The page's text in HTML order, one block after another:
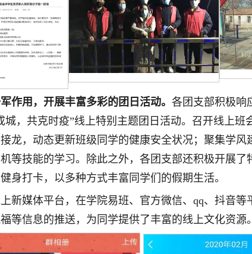
作用，开展丰富多彩的团日活动。 各团支部积极响
城，共克时疫”线上特别主题团日活动。召开线上
龙，动态更新班级同学的健康安全状况；聚集学风
等技能的学习。除此之外，各团支部还积极开展
身打卡，以多种方式丰富同学们的假期生活。
新媒体平台，在学院易班、官方微信、qq、抖音
等信息的推送，为同学提供了丰富的线上文化资源。